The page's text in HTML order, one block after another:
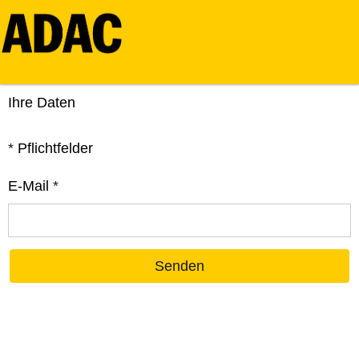
Ihre Daten
* Pflichtfelder
E-Mail *
Senden